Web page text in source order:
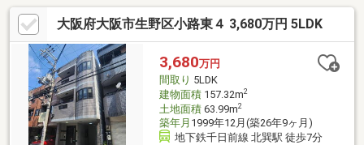
南向きバルコニーにて陽当り良好■食器洗い乾燥機あり■浴室暖房
乾燥機あり■2階、3階にバルコニーあり【周辺施設】・万代巽北
店 約390m・ファミリーマート北巽駅西店 約300m・ダイソーライ
フ巽店 約750m・巽北小学校 約430m・巽中学校 約1300m
大阪府大阪市生野区小路東４ 3,680万円 5LDK
3,680万円
間取り 5LDK
建物面積157.32m2
土地面積63.99m2
築年月 1999年12月(築26年9ヶ月)
地下鉄千日前線 北巽駅 徒歩7分